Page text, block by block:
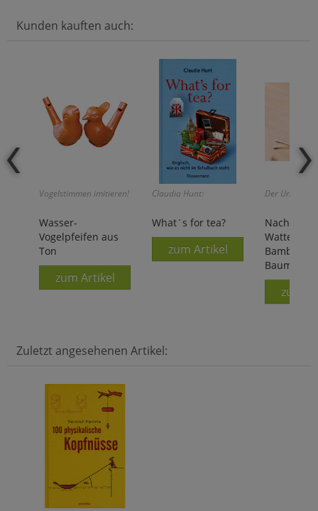
Kunden kauften auch:
Vogelstimmen imitieren!
Wasser-
Vogelpfeifen aus
Ton
zum Artikel
Claudia Hunt:
What´s for tea?
zum Artikel
Der Umwelt
Bambus &
Baumwolle
zum
Zuletzt angesehenen Artikel: